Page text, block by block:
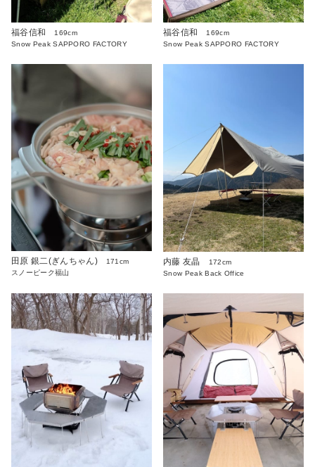
福谷信和
169cm
Snow Peak SAPPORO FACTORY
福谷信和
169cm
Snow Peak SAPPORO FACTORY
田原 銀二(ぎんちゃん)
171cm
スノーピーク福山
内藤 友晶
172cm
Snow Peak Back Office